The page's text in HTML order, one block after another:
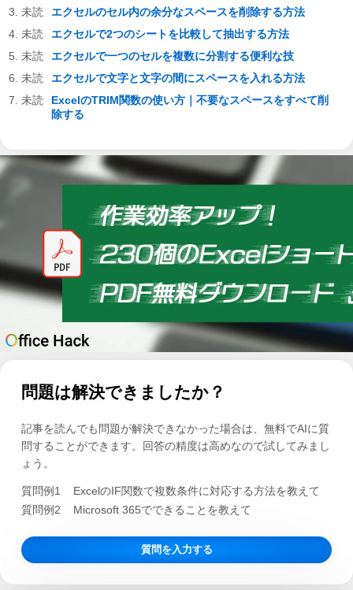
エクセルのセル内の余分なスペースを削除する方法
エクセルで2つのシートを比較して抽出する方法
エクセルで一つのセルを複数に分割する便利な技
エクセルで文字と文字の間にスペースを入れる方法
ExcelのTRIM関数の使い方｜不要なスペースをすべて削
除する
問題は解決できましたか？
記事を読んでも問題が解決できなかった場合は、無料でAIに質
問することができます。回答の精度は高めなので試してみまし
ょう。
質問例1
ExcelのIF関数で複数条件に対応する方法を教えて
質問例2
Microsoft 365でできることを教えて
質問を入力する